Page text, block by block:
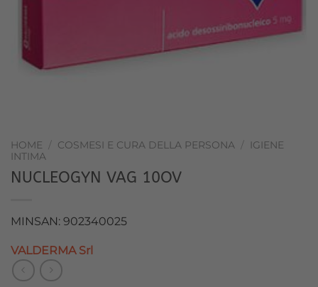
HOME / COSMESI E CURA DELLA PERSONA /
IGIENE
INTIMA
NUCLEOGYN VAG 10OV
MINSAN: 902340025
VALDERMA Srl